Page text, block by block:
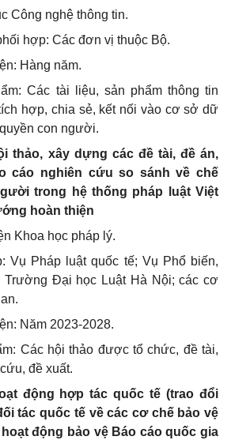
Công nghệ thông tin.
hợp: Các đơn vị thuộc Bộ.
Hàng năm.
Các tài liệu, sản phẩm thông tin
hợp, chia sẻ, kết nối vào cơ sở dữ
con người.
thảo, xây dựng các đề tài, đề án,
cáo nghiên cứu so sánh về chế
trong hệ thống pháp luật Việt
hoàn thiện
Khoa học pháp lý.
Vụ Pháp luật quốc tế; Vụ Phổ biến,
Trường Đại học Luật Hà Nội; các cơ
Năm 2023-2028.
Các hội thảo được tổ chức, đề tài,
đề xuất.
động hợp tác quốc tế (trao đổi
tác quốc tế về các cơ chế bảo vệ
động bảo vệ Báo cáo quốc gia